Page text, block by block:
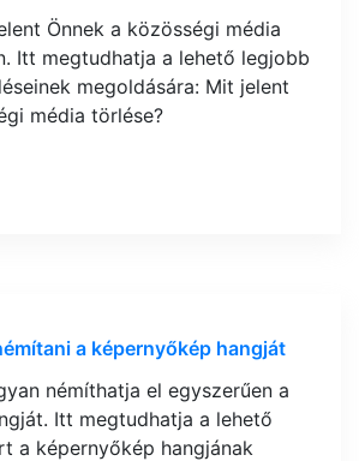
Önnek a közösségi média
Itt megtudhatja a lehető legjobb
megoldására: Mit jelent
média törlése?
a képernyőkép hangját
némíthatja el egyszerűen a
Itt megtudhatja a lehető
a képernyőkép hangjának